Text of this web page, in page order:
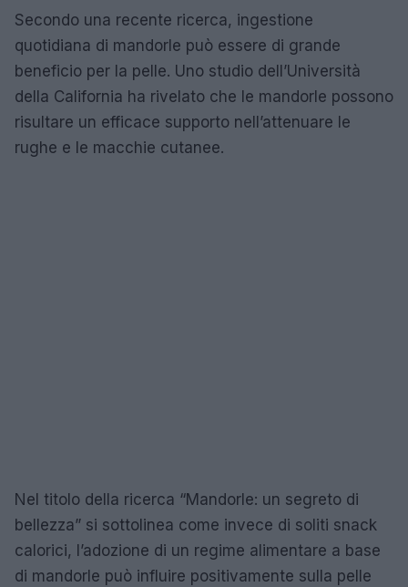
Secondo una recente ricerca, ingestione
quotidiana di mandorle può essere di grande
beneficio per la pelle. Uno studio dell’Università
della California ha rivelato che le mandorle possono
risultare un efficace supporto nell’attenuare le
rughe e le macchie cutanee.
Nel titolo della ricerca “Mandorle: un segreto di
bellezza” si sottolinea come invece di soliti snack
calorici, l’adozione di un regime alimentare a base
di mandorle può influire positivamente sulla pelle